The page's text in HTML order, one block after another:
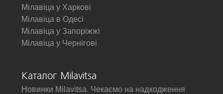
Мілавіца у Харкові
Мілавіца в Одесі
Мілавіца у Запоріжжі
Мілавіца у Чернігові
Каталог Milavitsa
Новинки Milavitsa. Чекаємо на надходження